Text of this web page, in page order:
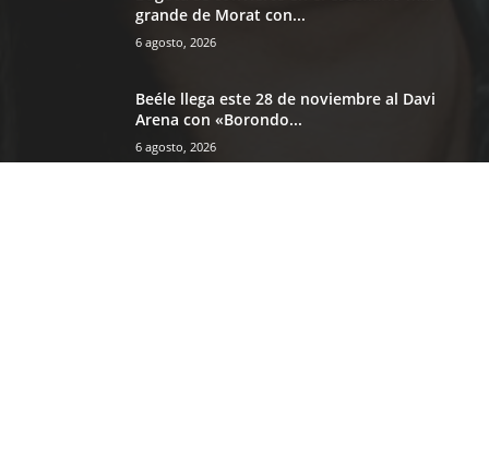
grande de Morat con...
6 agosto, 2026
Beéle llega este 28 de noviembre al Davi
Arena con «Borondo...
6 agosto, 2026